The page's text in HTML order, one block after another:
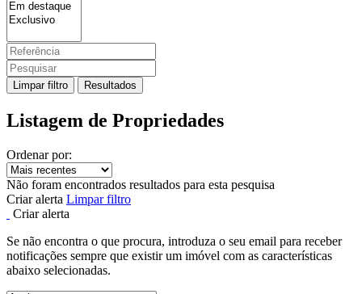
Limpar filtro Resultados
Listagem de Propriedades
Ordenar por:
Não foram encontrados resultados para esta pesquisa
Criar alerta Limpar filtro
Criar alerta
Se não encontra o que procura, introduza o seu email para receber
notificações sempre que existir um imóvel com as características
abaixo selecionadas.